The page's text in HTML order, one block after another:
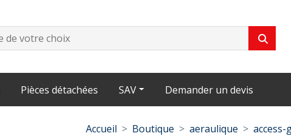
Pièces détachées SAV Demander un devis
Accueil Boutique aeraulique access-